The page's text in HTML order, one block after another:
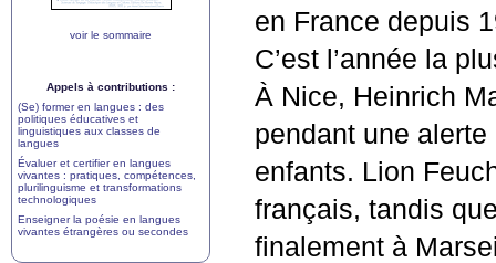
en France depuis
C’est l’année la
À Nice, Heinrich
pendant une
enfants. Lion
français, tandis
finalement à
voir le sommaire
Appels à contributions :
(Se) former en langues : des
politiques éducatives et
linguistiques aux classes de
langues
Évaluer et certifier en langues
vivantes : pratiques, compétences,
plurilinguisme et transformations
technologiques
Enseigner la poésie en langues
vivantes étrangères ou secondes